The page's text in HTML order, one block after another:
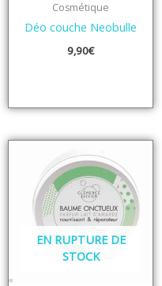
Cosmétique
Déo couche Neobulle
9,90€
EN RUPTURE DE
STOCK